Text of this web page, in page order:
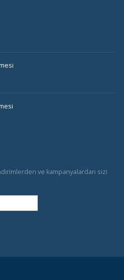
ve kampanyalardan sizi